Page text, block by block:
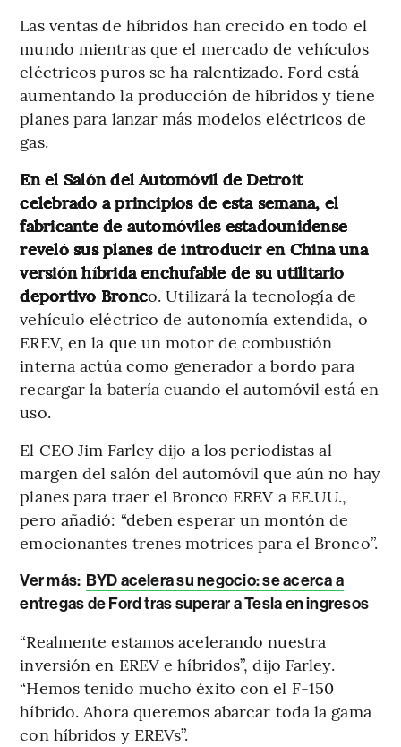
Las ventas de híbridos han crecido en todo el
mundo mientras que el mercado de vehículos
eléctricos puros se ha ralentizado. Ford está
aumentando la producción de híbridos y tiene
planes para lanzar más modelos eléctricos de
gas.
En el Salón del Automóvil de Detroit
celebrado a principios de esta semana, el
fabricante de automóviles estadounidense
reveló sus planes de introducir en China una
versión híbrida enchufable de su utilitario
deportivo Bronco. Utilizará la tecnología de
vehículo eléctrico de autonomía extendida, o
EREV, en la que un motor de combustión
interna actúa como generador a bordo para
recargar la batería cuando el automóvil está en
uso.
El CEO Jim Farley dijo a los periodistas al
margen del salón del automóvil que aún no hay
planes para traer el Bronco EREV a EE.UU.,
pero añadió: “deben esperar un montón de
emocionantes trenes motrices para el Bronco”.
Ver más: BYD acelera su negocio: se acerca a
entregas de Ford tras superar a Tesla en ingresos
“Realmente estamos acelerando nuestra
inversión en EREV e híbridos”, dijo Farley.
“Hemos tenido mucho éxito con el F-150
híbrido. Ahora queremos abarcar toda la gama
con híbridos y EREVs”.